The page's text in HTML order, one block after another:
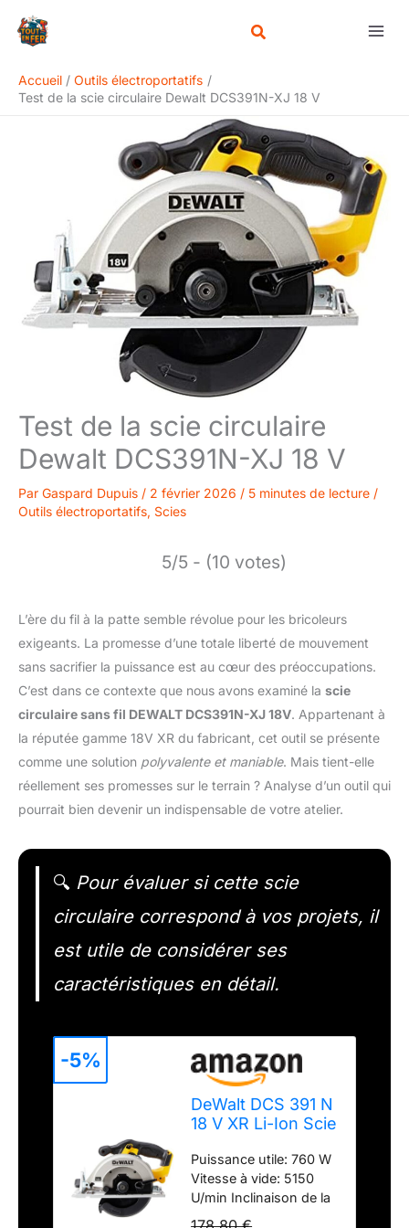
Accueil
Outils électroportatifs
Test de la scie circulaire Dewalt DCS391N-XJ 18 V
Test de la scie circulaire
Dewalt DCS391N-XJ 18 V
Par Gaspard Dupuis / 2 février 2026 / 5 minutes de lecture /
Outils électroportatifs, Scies
5/5 - (10 votes)
L’ère du fil à la patte semble révolue pour les bricoleurs
exigeants. La promesse d’une totale liberté de mouvement
sans sacrifier la puissance est au cœur des préoccupations.
C’est dans ce contexte que nous avons examiné la scie
circulaire sans fil DEWALT DCS391N-XJ 18V. Appartenant à
la réputée gamme 18V XR du fabricant, cet outil se présente
comme une solution polyvalente et maniable. Mais tient-elle
réellement ses promesses sur le terrain ? Analyse d’un outil qui
pourrait bien devenir un indispensable de votre atelier.
🔍 Pour évaluer si cette scie
circulaire correspond à vos projets, il
est utile de considérer ses
caractéristiques en détail.
DeWalt DCS 391 N
18 V XR Li-Ion Scie
lame de 165 mm -
sans Batterie ni
Chargeur
Puissance utile: 760 W
Vitesse à vide: 5150
U/min Inclinaison de la
lame: 50 ° Profondeur
-5%